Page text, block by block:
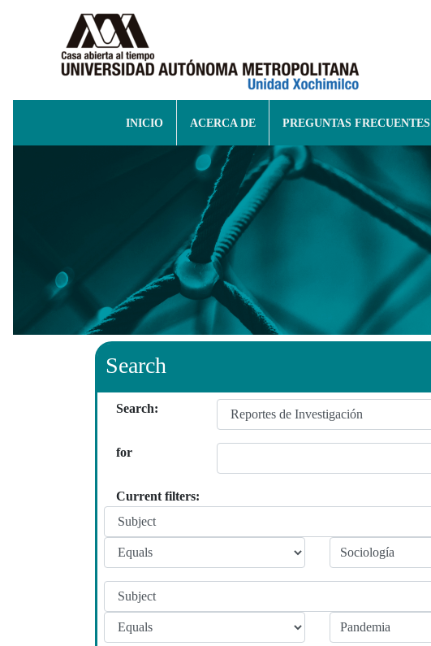
INICIO ACERCA DE PREGUNTAS FRECUENTES
Search
Search:
for
Current filters: